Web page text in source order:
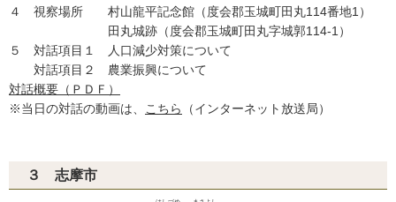
４ 視察場所 村山龍平記念館（度会郡玉城町田丸114番地1）
田丸城跡（度会郡玉城町田丸字城郭114-1）
５ 対話項目１ 人口減少対策について
対話項目２ 農業振興について
対話概要（ＰＤＦ）
※当日の対話の動画は、
こちら （インターネット放送局）
３ 志摩市